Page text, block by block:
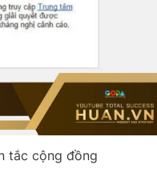
tắc cộng đồng